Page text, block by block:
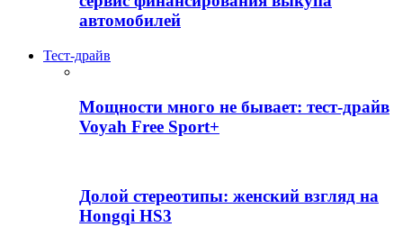
автомобилей
Тест-драйв
Мощности много не бывает: тест-драйв
Voyah Free Sport+
Долой стереотипы: женский взгляд на
Hongqi HS3